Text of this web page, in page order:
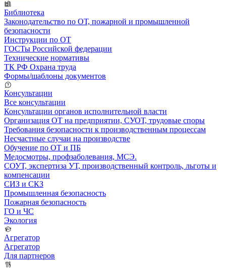
Библиотека
Законодательство по ОТ, пожарной и промышленной
безопасности
Инструкции по ОТ
ГОСТы Российской федерации
Технические нормативы
ТК РФ Охрана труда
Формы/шаблоны документов
Консультации
Все консультации
Консультации органов исполнительной власти
Организация ОТ на предприятии, СУОТ, трудовые споры
Требования безопасности к производственным процессам
Несчастные случаи на производстве
Обучение по ОТ и ПБ
Медосмотры, профзаболевания, МСЭ.
СОУТ, экспертиза УТ, производственный контроль, льготы и
компенсации
СИЗ и СКЗ
Промышленная безопасность
Пожарная безопасность
ГО и ЧС
Экология
Агрегатор
Агрегатор
Для партнеров